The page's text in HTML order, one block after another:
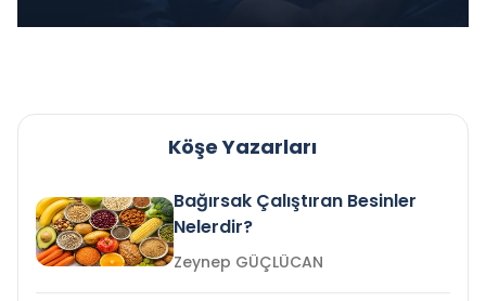
Köşe Yazarları
Bağırsak Çalıştıran Besinler
Nelerdir?
Zeynep GÜÇLÜCAN